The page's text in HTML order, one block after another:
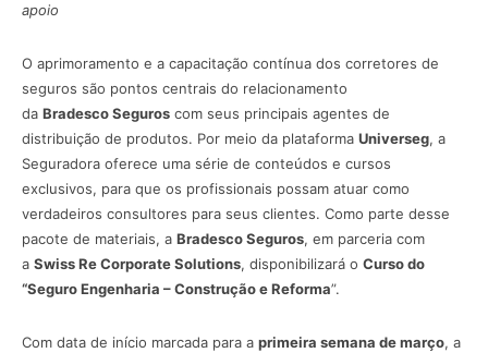
apoio
O aprimoramento e a capacitação contínua dos corretores de
seguros são pontos centrais do relacionamento
da Bradesco Seguros com seus principais agentes de
distribuição de produtos. Por meio da plataforma Universeg, a
Seguradora oferece uma série de conteúdos e cursos
exclusivos, para que os profissionais possam atuar como
verdadeiros consultores para seus clientes. Como parte desse
pacote de materiais, a Bradesco Seguros, em parceria com
a Swiss Re Corporate Solutions, disponibilizará o Curso do
“Seguro Engenharia – Construção e Reforma”.
Com data de início marcada para a primeira semana de março, a